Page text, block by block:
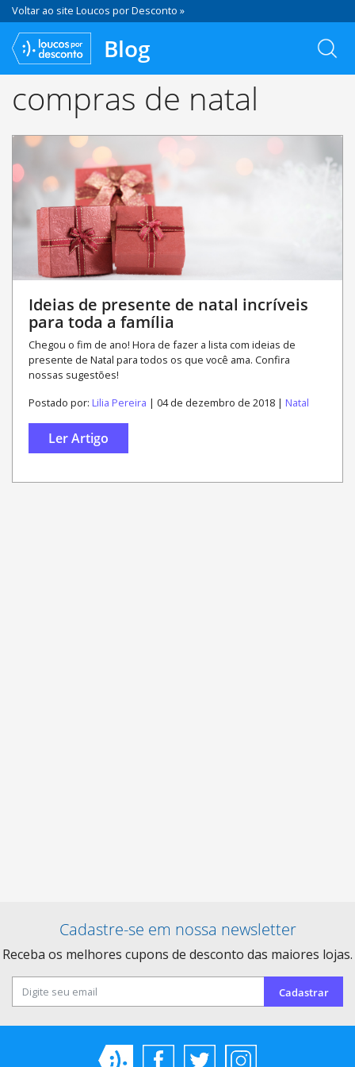
Voltar ao site Loucos por Desconto »
Blog
compras de natal
Ideias de presente de natal incríveis
para toda a família
Chegou o fim de ano! Hora de fazer a lista com ideias de
presente de Natal para todos os que você ama. Confira
nossas sugestões!
Postado por: Lilia Pereira | 04 de dezembro de 2018 | Natal
Ler Artigo
Cadastre-se em nossa newsletter
Receba os melhores cupons de desconto das maiores lojas.
Cadastrar